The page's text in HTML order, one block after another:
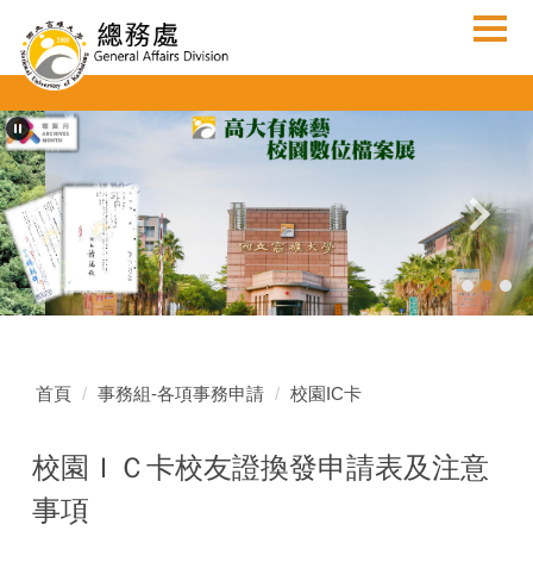
到
主
內
容
區
首頁 事務組-各項事務申請 校園IC卡
校園ＩＣ卡校友證換發申請表及注意
事項